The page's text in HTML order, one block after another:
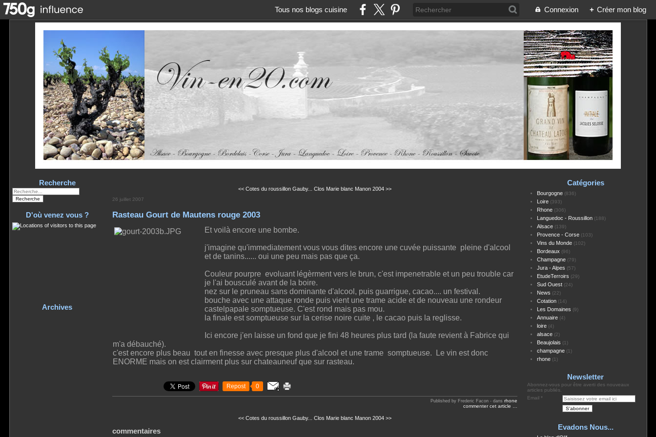
Tous nos blogs cuisine Connexion + Créer mon blog
Recherche
D'où venez vous ?
Archives
<< Cotes du roussillon Gauby... Clos Marie blanc Manon 2004 >>
26 juillet 2007
Rasteau Gourt de Mautens rouge 2003
Et voilà encore une bombe.
j'imagine qu'immediatement vous vous dites encore une cuvée puissante pleine d'alcool
et de tanins...... oui une peu mais pas que ça.
Couleur pourpre evoluant légèrment vers le brun, c'est impenetrable et un peu trouble car
je l'ai bousculé avant de la boire.
nez sur le pruneau sans dominante d'alcool, puis guarrigue, cacao.... un festival.
bouche avec une attaque ronde puis vient une trame acide et de nouveau une rondeur
castelpapale somptueuse. C'est rond mais pas mou.
la finale est somptueuse sur la cerise noire cuite , le cacao puis la reglisse.
Ici encore j'en laisse un fond que je fini 48 heures plus tard (la faute revient à Fabrice qui
m'a débauché).
c'est encore plus beau tout en finesse avec presque plus d'alcool et une trame somptueuse. Le vin est donc
ENORME mais on est clairment plus sur chateauneuf que sur rasteau.
Repost 0
Published by Frederic Facon -dans rhone
commenter cet article
<< Cotes du roussillon Gauby... Clos Marie blanc Manon 2004 >>
commentaires
Catégories
Bourgogne(836)
Loire(393)
Rhone(306)
Languedoc - Roussillon(188)
Alsace(139)
Provence - Corse(103)
Vins du Monde(102)
Bordeaux (96)
Champagne(79)
Jura - Alpes (57)
EtudeTerroirs (29)
Sud Ouest(24)
News (22)
Cotation(14)
Les Domaines (9)
Annuaire(4)
loire(4)
alsace(2)
Beaujolais (1)
champagne(1)
rhone(1)
Newsletter
Abonnez-vous pour être averti des nouveaux
articles publiés.
Email
Evadons Nous...